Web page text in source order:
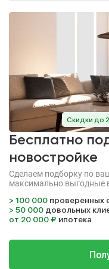
Скидки до
Бесплатно
новостройке
Сделаем подборку по
максимально выгодные
> 100 000 проверенных
> 50 000 довольных
от 20 000 ₽ ипотека